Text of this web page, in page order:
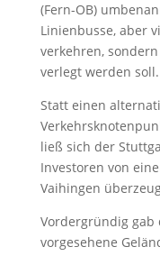
(Fern-OB)
Linienbusse, aber
verkehren,
verlegt werden soll.
Statt einen
ließ sich der
Investoren von
Vaihingen
Vordergründig gab
vorgesehene